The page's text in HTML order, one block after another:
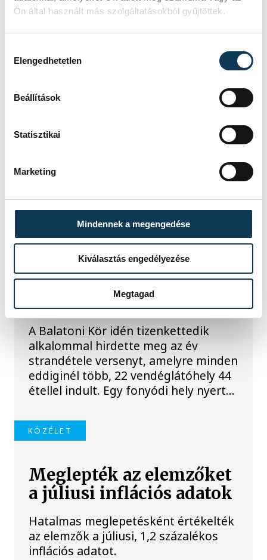
Ön által használt más szolgáltatásokból gyűjtöttek.
Elengedhetetlen
Beállítások
Statisztikai
Marketing
Mindennek a megengedése
Kiválasztás engedélyezése
Megtagad
TOVÁBBI CIKKEK
Egy furcsa halkonzerv
lett az Év Strandétele -
mutatjuk!
A Balatoni Kör idén tizenkettedik
alkalommal hirdette meg az év
strandétele versenyt, amelyre minden
eddiginél több, 22 vendéglátóhely 44
étellel indult. Egy fonyódi hely nyert...
KÖZÉLET
Meglepték az elemzőket
a júliusi inflációs adatok
Hatalmas meglepetésként értékelték
az elemzők a júliusi, 1,2 százalékos
inflációs adatot.